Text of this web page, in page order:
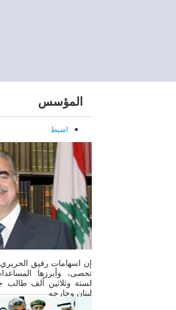
المؤسس
إن اسهامات رفيق الحريري الخيرية
تحصى، وأبرزها المساعدات
لستة وثلاثين ألف طالب جامعي
لبنان وخارجه